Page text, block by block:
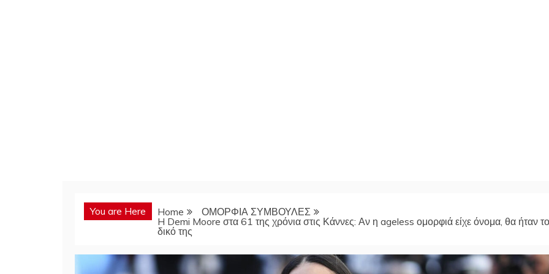
You are Here Home
ΟΜΟΡΦΙΑ ΣΥΜΒΟΥΛΕΣ
H Demi Moore στα 61 της χρόνια στις Κάννες: Αν η ageless ομορφιά είχε όνομα, θα ήταν το
δικό της